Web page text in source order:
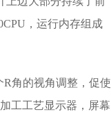
，运行内存组成
角的视角调整，促使
工工艺显示器，屏幕